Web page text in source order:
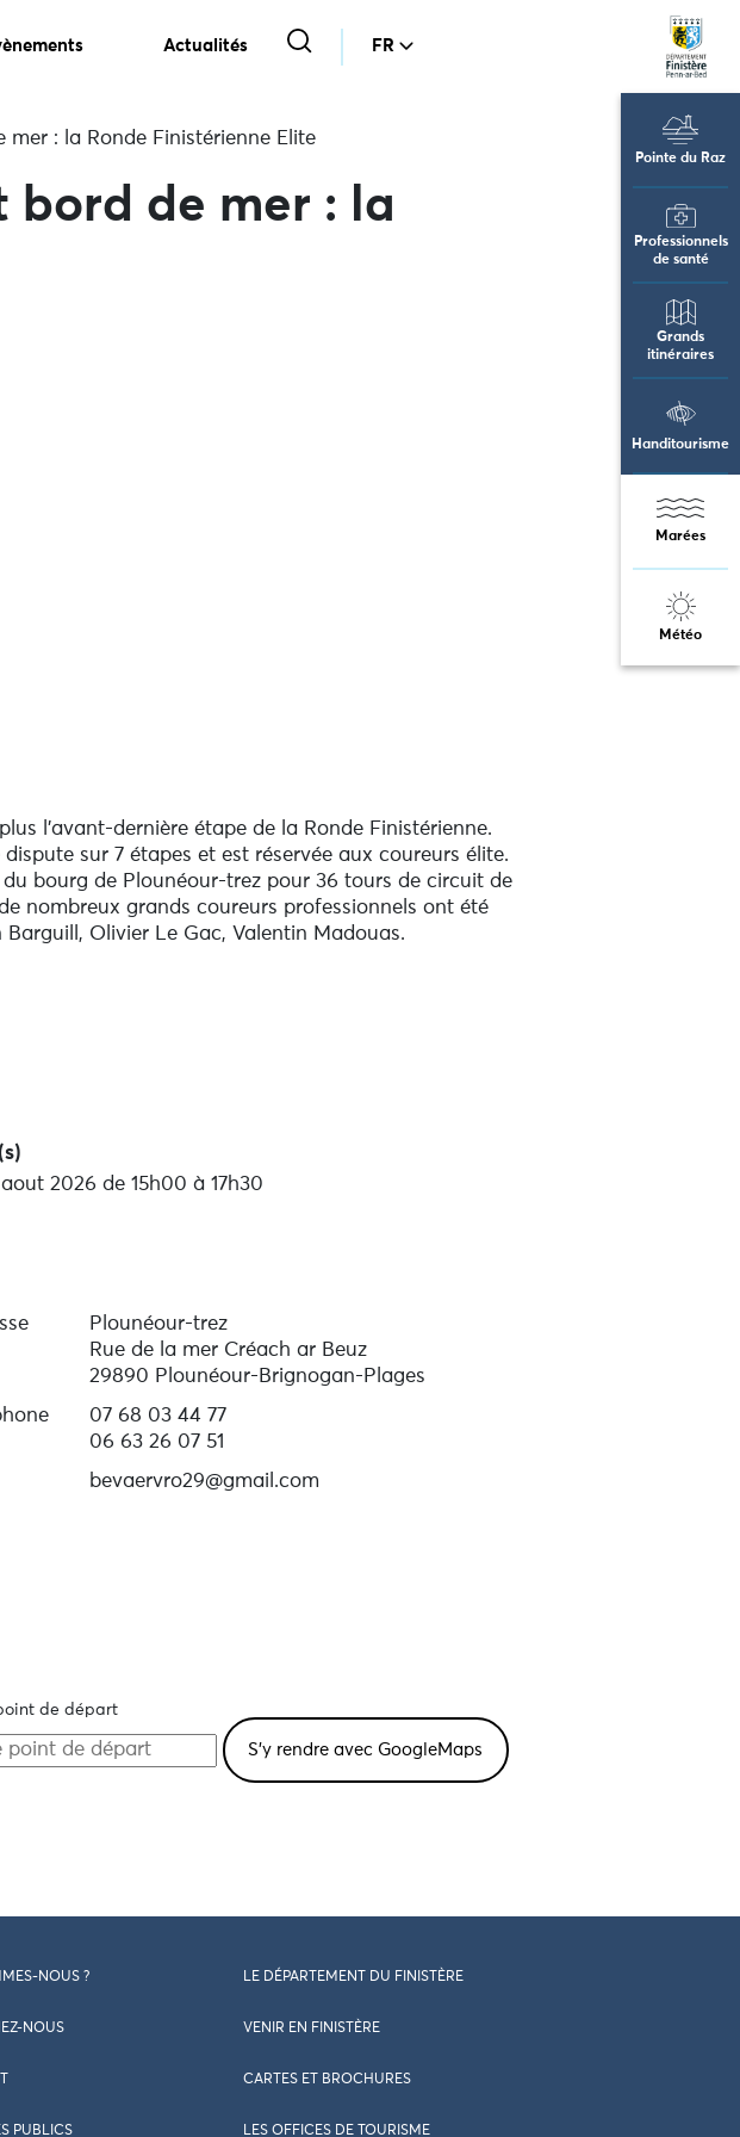
Actualités FR
Pointe du Raz
Professionnels
de santé
Grands
itinéraires
Handitourisme
Marées
Météo
: la Ronde Finistérienne Elite
bord de mer : la
l'avant-dernière étape de la Ronde Finistérienne.
sur 7 étapes et est réservée aux coureurs élite.
bourg de Plounéour-trez pour 36 tours de circuit de
nombreux grands coureurs professionnels ont été
Olivier Le Gac, Valentin Madouas.
aout 2026 de 15h00 à 17h30
Plounéour-trez
Rue de la mer Créach ar Beuz
29890 Plounéour-Brignogan-Plages
07 68 03 44 77
06 63 26 07 51
bevaervro29@gmail.com
de départ
NOUS ? LE DÉPARTEMENT DU FINISTÈRE
NOUS VENIR EN FINISTÈRE
CARTES ET BROCHURES
PUBLICS LES OFFICES DE TOURISME